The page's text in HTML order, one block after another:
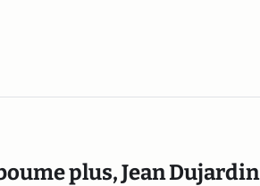
plus, Jean Dujardin